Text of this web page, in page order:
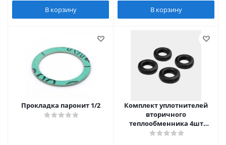
В корзину В корзину
Прокладка паронит 1/2
Комплект уплотнителей
вторичного
теплообменника 4шт
25х15х6 (для Viessmann)